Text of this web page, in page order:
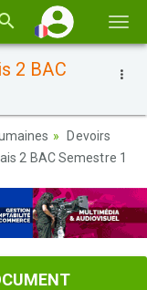
la
2 BAC
Devoirs
2 BAC Semestre 1